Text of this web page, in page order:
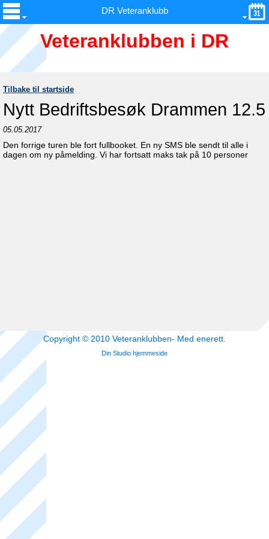
DR Veteranklubb
Veteranklubben i DR
Tilbake til startside
Nytt Bedriftsbesøk Drammen 12.5
05.05.2017
Den forrige turen ble fort fullbooket. En ny SMS ble sendt til alle i
dagen om ny påmelding. Vi har fortsatt maks tak på 10 personer
Copyright © 2010 Veteranklubben- Med enerett.
Din Studio hjemmeside